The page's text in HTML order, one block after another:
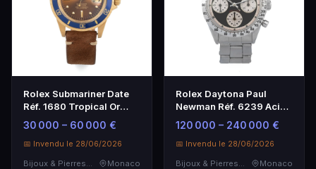
Rolex Submariner Date
Réf. 1680 Tropical Or
Jaune - Montre de
Plongée Rare
30 000 – 60 000 €
📅 Invendu le 28/06/2026
Bijoux & Pierres Précieuses
Monaco
Rolex Daytona Paul
Newman Réf. 6239 Acier
Inoxydable
120 000 – 240 000 €
📅 Invendu le 28/06/2026
Bijoux & Pierres Précieuses
Monaco